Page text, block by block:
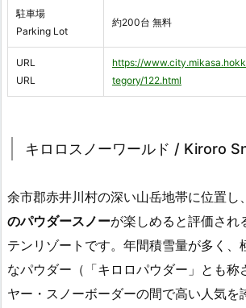
駐車場
Parking Lot
約200台 無料
URL
URL
https://
tegory/122.html
キロロスノーワールド / Kiroro
余市郡赤井川村の深い山岳地帯に位置し、
のパウダースノーが楽しめると評価され
テンリゾートです。年間積雪量が多く、
なパウダー（「キロロパウダー」とも称
ヤー・スノーボーダーの間で高い人気を